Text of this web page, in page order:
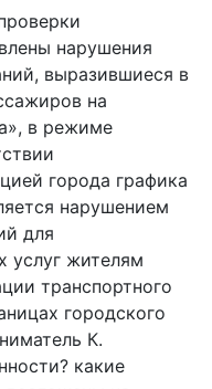
нарушения
выразившиеся в
на
в режиме
города графика
нарушением
для
услуг жителям
транспортного
городского
К.
какие